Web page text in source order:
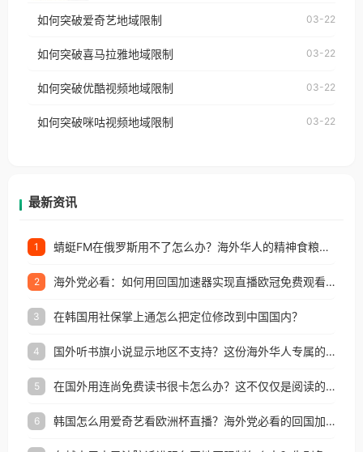
台湾、美国、加拿大、澳大利亚、欧洲等国家和地区
权限制所困扰。
播放”的提示语。 海外用户如香港、澳门、台湾、美
制问题，且仅能在中国大陆地区播放。 遇到这个问题
户收听网易云音乐地区版权限制」的问题，无论人在
如何突破爱奇艺地域限制 03-22
如何突破喜马拉雅地域限制 03-22
如何突破优酷视频地域限制 03-22
如何突破咪咕视频地域限制 03-22
最新资讯
1 蜻蜓FM在俄罗斯用不了怎么办？海外华人的精神食粮补给方案
2 海外党必看：如何用回国加速器实现直播欧冠免费观看？附影视音乐全攻略
3 在韩国用社保掌上通怎么把定位修改到中国国内？
4 国外听书旗小说显示地区不支持？这份海外华人专属的国内内容解锁指南请收好
5 在国外用连尚免费读书很卡怎么办？这不仅仅是阅读的烦恼
6 韩国怎么用爱奇艺看欧洲杯直播？海外党必看的回国加速全攻略